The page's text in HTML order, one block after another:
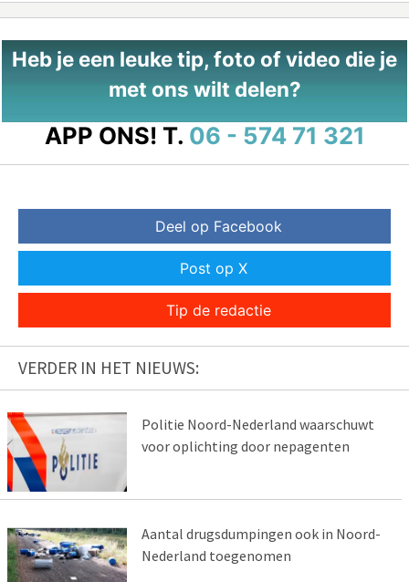
Heb je een leuke tip, foto of video die je
met ons wilt delen?
APP ONS! T. 06 - 574 71 321
Deel op Facebook
Post op X
Tip de redactie
VERDER IN HET NIEUWS:
Politie Noord-Nederland waarschuwt
voor oplichting door nepagenten
Aantal drugsdumpingen ook in Noord-
Nederland toegenomen